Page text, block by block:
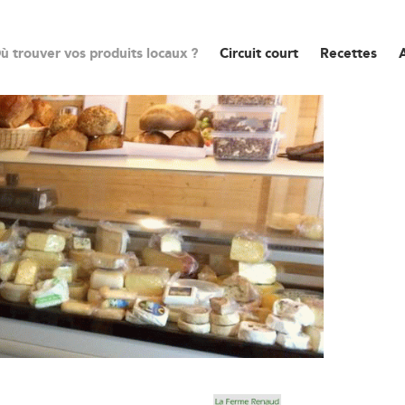
trouver vos produits locaux ? Circuit court Recettes